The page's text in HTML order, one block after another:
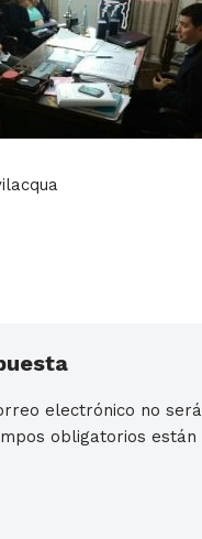
electrónico no será
obligatorios están